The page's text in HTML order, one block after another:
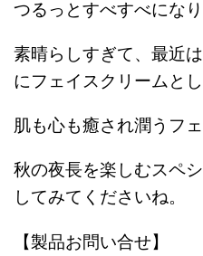
つるっとすべすべになり
素晴らしすぎて、最近
にフェイスクリームと
肌も心も癒され潤うフェ
秋の夜長を楽しむスペ
してみてくださいね。
【製品お問い合せ】